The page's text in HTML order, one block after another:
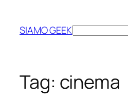
contenuto
SIAMO GEEKCerca
Tag: cinema